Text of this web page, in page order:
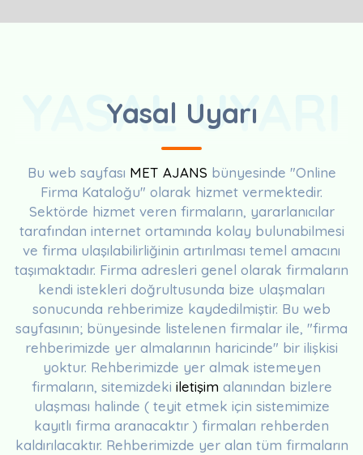
Yasal Uyarı
YASAL UYARI
Bu web sayfası MET AJANS bünyesinde "Online
Firma Kataloğu" olarak hizmet vermektedir.
Sektörde hizmet veren firmaların, yararlanıcılar
tarafından internet ortamında kolay bulunabilmesi
ve firma ulaşılabilirliğinin artırılması temel amacını
taşımaktadır. Firma adresleri genel olarak firmaların
kendi istekleri doğrultusunda bize ulaşmaları
sonucunda rehberimize kaydedilmiştir. Bu web
sayfasının; bünyesinde listelenen firmalar ile, "firma
rehberimizde yer almalarının haricinde" bir ilişkisi
yoktur. Rehberimizde yer almak istemeyen
firmaların, sitemizdeki iletişim alanından bizlere
ulaşması halinde ( teyit etmek için sistemimize
kayıtlı firma aranacaktır ) firmaları rehberden
kaldırılacaktır. Rehberimizde yer alan tüm firmaların